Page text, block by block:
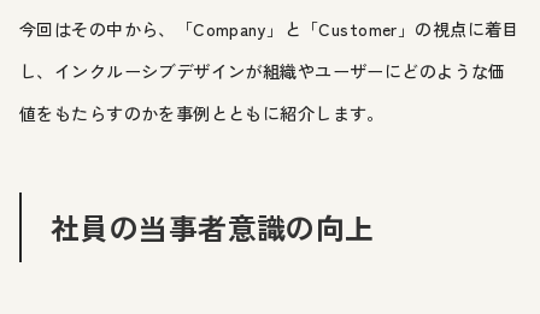
今回はその中から、「Company」と「Customer」の視点に着目
し、インクルーシブデザインが組織やユーザーにどのような価
値をもたらすのかを事例とともに紹介します。
社員の当事者意識の向上